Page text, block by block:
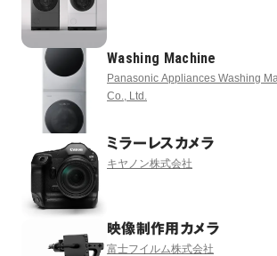
Washing Machine
Panasonic Appliances Washing
Co., Ltd.
ミラーレスカメラ
キヤノン株式会社
映像制作用カメラ
富士フイルム株式会社